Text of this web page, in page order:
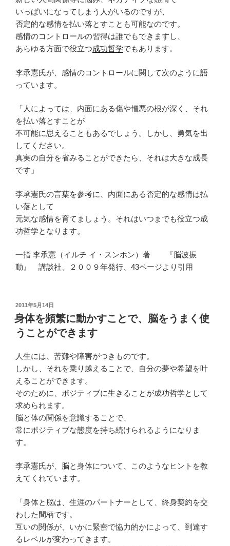
いっぱいになってしまう人がいるのですが、
否定的な感情を払い落とすことも可能なのです。
感情のコントロールの習得は誰でもできますし、
あらゆる方面で役立つ成功哲学でもあります。
李承憲氏が、感情のコントロールに関して次のように語
っています。
「人によっては、内面にある傷や憎悪の根が深く、それ
を払い落とすことが
不可能に思えることもあるでしょう。しかし、勇気を出
してください。
真実の自分を省みることができたら、それは大きな成長
です」
李承憲氏の言葉を参考に、内面にある否定的な感情は払
い落として
元気な感情を育てましょう。それはいつまでも役立つ成
功哲学となります。
一指 李承憲（イルチ イ・スンホン）著 『脳波振
動』 講談社、２００９年発行、43ページより引用
投
稿
日:
2011年5月14日
身体を頻繁に動かすことで、脳をうまく使
うことができます
人生には、苦難や障害がつきものです。
しかし、それを乗り越えることで、自分の夢や希望を叶
えることができます。
そのために、ポジティブに生きることが成功哲学として
求められます。
脳と体の関係を意識することで、
常にポジティブな態度を持ち続けられるようになりま
す。
李承憲氏が、脳と身体について、このようなヒントを教
えてくれています。
「身体と脳は、生涯のパートナーとして、終身契約を交
わした間柄です。
互いの関係が、いかに緊密で協力的かによって、到達す
るレベルが変わってきます。